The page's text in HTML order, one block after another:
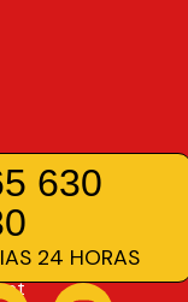
630
24 HORAS